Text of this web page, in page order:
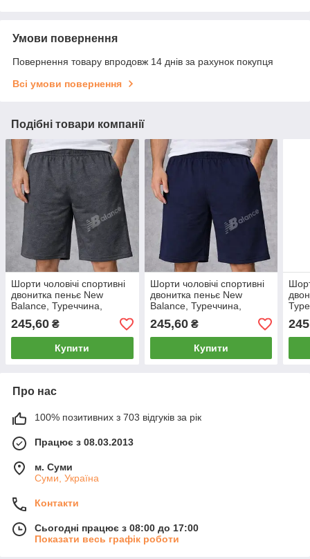
Умови повернення
Повернення товару впродовж 14 днів за рахунок покупця
Всі умови повернення
Подібні товари компанії
Шорти чоловічі спортивні
двонитка пеньє New
Balance, Туреччина,
розміри 46-54, темно-сірі,
12315
245,60 ₴
Купити
Шорти чоловічі спортивні
двонитка пеньє New
Balance, Туреччина,
розміри 46-54, темно-сині,
12312
245,60₴
Купити
Про нас
100% позитивних з 703 відгуків за рік
Працює з 08.03.2013
м. Суми
Суми, Україна
Контакти
Сьогодні працює з 08:00 до 17:00
Показати весь графік роботи